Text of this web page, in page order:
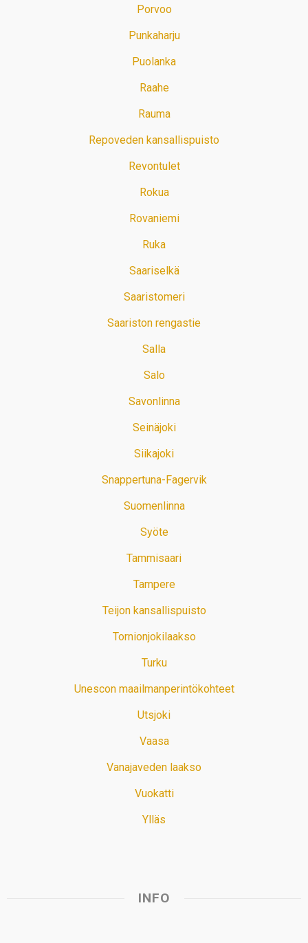
Porvoo
Punkaharju
Puolanka
Raahe
Rauma
Repoveden kansallispuisto
Revontulet
Rokua
Rovaniemi
Ruka
Saariselkä
Saaristomeri
Saariston rengastie
Salla
Salo
Savonlinna
Seinäjoki
Siikajoki
Snappertuna-Fagervik
Suomenlinna
Syöte
Tammisaari
Tampere
Teijon kansallispuisto
Tornionjokilaakso
Turku
Unescon maailmanperintökohteet
Utsjoki
Vaasa
Vanajaveden laakso
Vuokatti
Ylläs
INFO